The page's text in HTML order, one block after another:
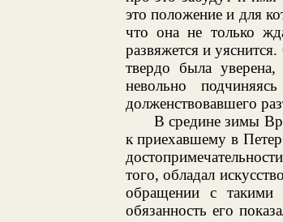
это положение и для
что она не только
развяжется и
твердо была
невольно
долженствовавшего
В средине зимы
к приехавшему в
того, обладал
обращении с
обязанность его